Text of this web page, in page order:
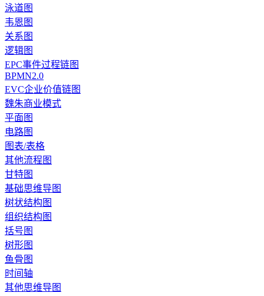
泳道图
韦恩图
关系图
逻辑图
EPC事件过程链图
BPMN2.0
EVC企业价值链图
魏朱商业模式
平面图
电路图
图表/表格
其他流程图
甘特图
基础思维导图
树状结构图
组织结构图
括号图
树形图
鱼骨图
时间轴
其他思维导图